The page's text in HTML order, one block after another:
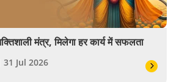
मंत्र, मिलेगा हर कार्य में सफलता
31 Jul 2026